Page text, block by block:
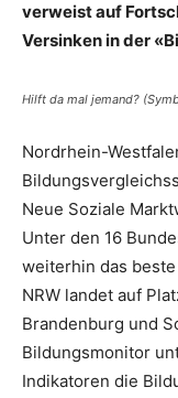
verweist auf
Versinken in der
Hilft da mal jemand?
Nordrhein-
Neue Soziale
Unter den 16
weiterhin das
NRW landet auf
Brandenburg und
Bildungsmonitor
Indikatoren die